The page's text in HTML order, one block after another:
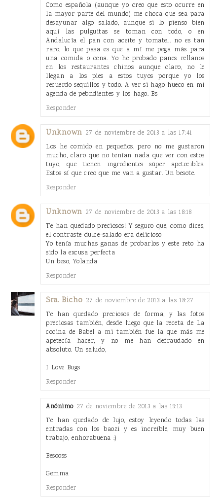
Como española (aunque yo creo que esto ocurre en
la mayor parte del mundo) me choca que sea para
desayunar algo salado, aunque si lo pienso bien
aquí las pulguitas se toman con todo, o en
Andalucía el pan con aceite y tomate... no es tan
raro, lo que pasa es que a mí me pega más para
una comida o cena. Yo he probado panes rellanos
en los restaurantes chinos aunque claro, no le
llegan a los pies a estos tuyos porque yo los
recuerdo sequillos y todo. A ver si hago hueco en mi
agenda de pebndientes y los hago. Bs
Responder
Unknown 27 de noviembre de 2013 a las 17:41
Los he comido en pequeños, pero no me gustaron
mucho, claro que no tenían nada que ver con estos
tuyo, que tienen ingredientes súper apetecibles.
Estos sí que creo que me van a gustar. Un besote.
Responder
Unknown 27 de noviembre de 2013 a las 18:18
Te han quedado preciosos! Y seguro que, como dices,
el contraste dulce-salado era delicioso
Yo tenía muchas ganas de probarlos y este reto ha
sido la excusa perfecta
Un beso, Yolanda
Responder
Sra. Bicho 27 de noviembre de 2013 a las 18:27
Te han quedado preciosos de forma, y las fotos
preciosas también, desde luego que la receta de La
cocina de Babel a mi también fue la que más me
apetecía hacer, y no me han defraudado en
absoluto. Un saludo,
I Love Bugs
Responder
Anónimo 27 de noviembre de 2013 a las 19:13
Te han quedado de lujo, estoy leyendo todas las
entradas con los baozi y es increíble, muy buen
trabajo, enhorabuena :)
Besooss
Gemma
Responder